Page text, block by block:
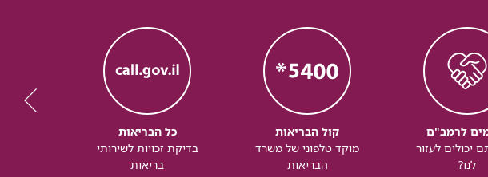
לרמב"ם
יכולים לעזור
לנו?
קול הבריאות
מוקד טלפוני של משרד
הבריאות
כל הבריאות
בדיקת זכויות לשירותי
בריאות